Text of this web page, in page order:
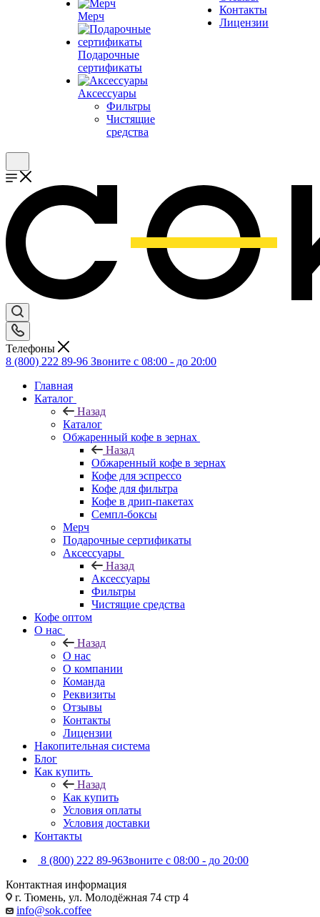
Мерч
Подарочные
сертификаты
Аксессуары
Фильтры
Чистящие
средства
Контакты
Лицензии
Телефоны
8 (800) 222 89-96 Звоните с 08:00 - до 20:00
Главная
Каталог
Назад
Каталог
Обжаренный кофе в зернах
Назад
Обжаренный кофе в зернах
Кофе для эспрессо
Кофе для фильтра
Кофе в дрип-пакетах
Семпл-боксы
Мерч
Подарочные сертификаты
Аксессуары
Назад
Аксессуары
Фильтры
Чистящие средства
Кофе оптом
О нас
Назад
О нас
О компании
Команда
Реквизиты
Отзывы
Контакты
Лицензии
Накопительная система
Блог
Как купить
Назад
Как купить
Условия оплаты
Условия доставки
Контакты
8 (800) 222 89-96Звоните с 08:00 - до 20:00
Контактная информация
г. Тюмень, ул. Молодёжная 74 стр 4
info@sok.coffee